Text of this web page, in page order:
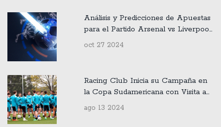
Análisis y Predicciones de Apuestas
para el Partido Arsenal vs Liverpool
en la Premier League
oct 27 2024
Racing Club Inicia su Campaña en
la Copa Sudamericana con Visita a
Huachipato
ago 13 2024